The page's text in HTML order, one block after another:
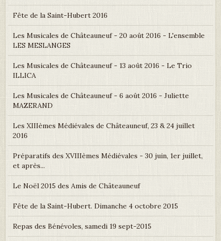
Fête de la Saint-Hubert 2016
Les Musicales de Châteauneuf - 20 août 2016 - L'ensemble
LES MESLANGES
Les Musicales de Châteauneuf - 13 août 2016 - Le Trio
ILLICA
Les Musicales de Châteauneuf - 6 août 2016 - Juliette
MAZERAND
Les XIIIèmes Médiévales de Châteauneuf, 23 & 24 juillet
2016
Préparatifs des XVIIIèmes Médiévales - 30 juin, 1er juillet,
et après...
Le Noël 2015 des Amis de Châteauneuf
Fête de la Saint-Hubert. Dimanche 4 octobre 2015
Repas des Bénévoles, samedi 19 sept-2015